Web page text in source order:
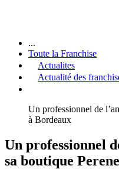
...
Toute la Franchise
Actualites
Actualité des
Un professionnel de
à Bordeaux
Un professionnel
sa boutique